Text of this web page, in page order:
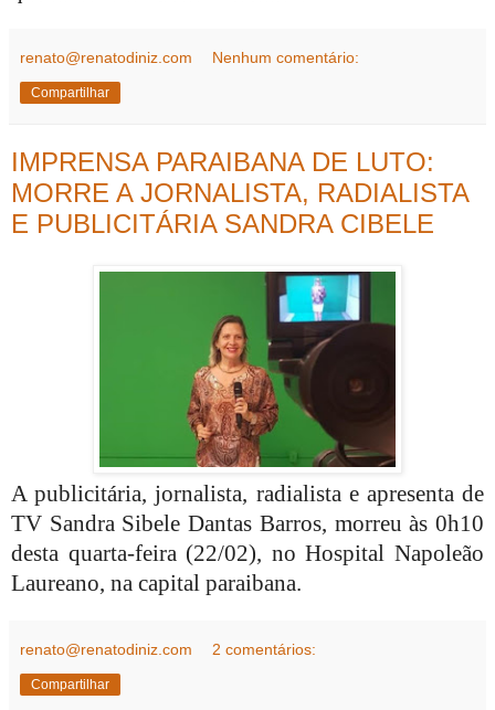
renato@renatodiniz.com Nenhum comentário:
Compartilhar
IMPRENSA PARAIBANA DE LUTO:
MORRE A JORNALISTA, RADIALISTA
E PUBLICITÁRIA SANDRA CIBELE
A publicitária, jornalista, radialista e apresenta de
TV Sandra Sibele Dantas Barros, morreu às 0h10
desta quarta-feira (22/02), no Hospital Napoleão
Laureano, na capital paraibana.
renato@renatodiniz.com 2 comentários:
Compartilhar